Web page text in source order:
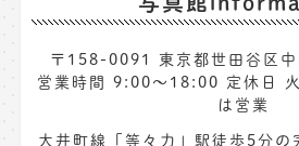
〒158-0091 東京都世田谷区
営業時間 9:00～18:00 定休日
は営業
大井町線「等々力」駅徒歩5分の